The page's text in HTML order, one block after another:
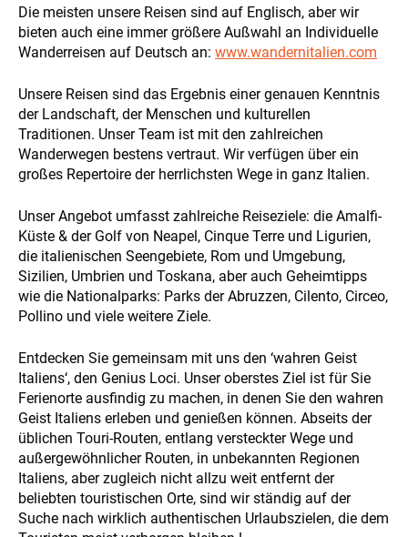
HOLIDAY TYPES
SUSTAINABILITY
WHO WE ARE
PAYMENT
Die meisten unsere Reisen sind auf Englisch, aber wir
bieten auch eine immer größere Außwahl an Individuelle
Wanderreisen auf Deutsch an: www.wandernitalien.com
Unsere Reisen sind das Ergebnis einer genauen Kenntnis
der Landschaft, der Menschen und kulturellen
Traditionen. Unser Team ist mit den zahlreichen
Wanderwegen bestens vertraut. Wir verfügen über ein
großes Repertoire der herrlichsten Wege in ganz Italien.
Unser Angebot umfasst zahlreiche Reiseziele: die Amalfi-
Küste & der Golf von Neapel, Cinque Terre und Ligurien,
die italienischen Seengebiete, Rom und Umgebung,
Sizilien, Umbrien und Toskana, aber auch Geheimtipps
wie die Nationalparks: Parks der Abruzzen, Cilento, Circeo,
Pollino und viele weitere Ziele.
Entdecken Sie gemeinsam mit uns den ‘wahren Geist
Italiens‘, den Genius Loci. Unser oberstes Ziel ist für Sie
Ferienorte ausfindig zu machen, in denen Sie den wahren
Geist Italiens erleben und genießen können. Abseits der
üblichen Touri-Routen, entlang versteckter Wege und
außergewöhnlicher Routen, in unbekannten Regionen
Italiens, aber zugleich nicht allzu weit entfernt der
beliebten touristischen Orte, sind wir ständig auf der
Suche nach wirklich authentischen Urlaubszielen, die dem
Marketing
By sharing
interests
and
behavior
while visiting
our site, you
increase the
seeing
personalized
content and
offers.